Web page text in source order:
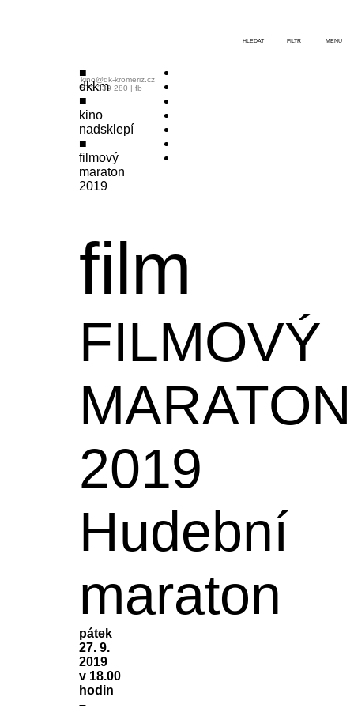
dkkm
kino
nadsklepí
filmový
maraton
2019
film
FILMOVÝ
MARATON
2019
Hudební
maraton
pátek
27. 9.
2019
v 18.00
hodin
–
kino@dk-kromeriz.cz
573 339 280 | fb
HLEDAT FILTR MENU